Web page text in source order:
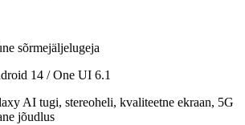
sõrmejäljelugeja
14 / One UI 6.1
AI tugi, stereoheli, kvaliteetne ekraan, 5G
jõudlus